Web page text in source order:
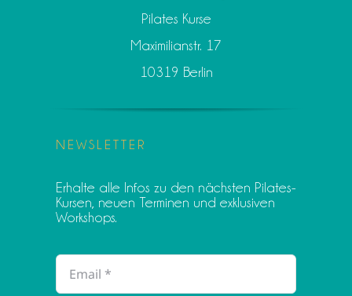
Pilates Kurse
Maximilianstr. 17
10319 Berlin
NEWSLETTER
Erhalte alle Infos zu den nächsten Pilates-
Kursen, neuen Terminen und exklusiven
Workshops.